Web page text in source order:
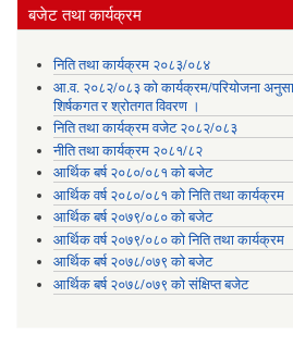
बजेट तथा कार्यक्रम
निति तथा कार्यक्रम २०८३/०८४
आ.व. २०८२/०८३ को कार्यक्रम/परियोजना
शिर्षकगत र श्रोतगत विवरण ।
निति तथा कार्यक्रम वजेट २०८२/०८३
नीति तथा कार्यक्रम २०८१/८२
आर्थिक बर्ष २०८०/०८१ को बजेट
आर्थिक वर्ष २०८०/०८१ को निति तथा कार्यक्रम
आर्थिक बर्ष २०७९/०८० को बजेट
आर्थिक वर्ष २०७९/०८० को निति तथा कार्यक्रम
आर्थिक बर्ष २०७८/०७९ को बजेट
आर्थिक बर्ष २०७८/०७९ को संक्षिप्त बजेट